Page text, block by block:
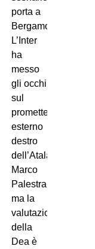
porta a
Bergamo.
L’Inter
ha
messo
gli occhi
sul
promettente
esterno
destro
dell’Atalanta,
Marco
Palestra,
ma la
valutazione
della
Dea è